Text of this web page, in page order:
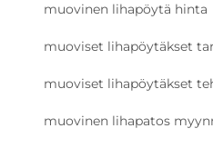
muovinen lihapöytä hinta
muoviset lihapöytäkset
muoviset lihapöytäkset
muovinen lihapatos